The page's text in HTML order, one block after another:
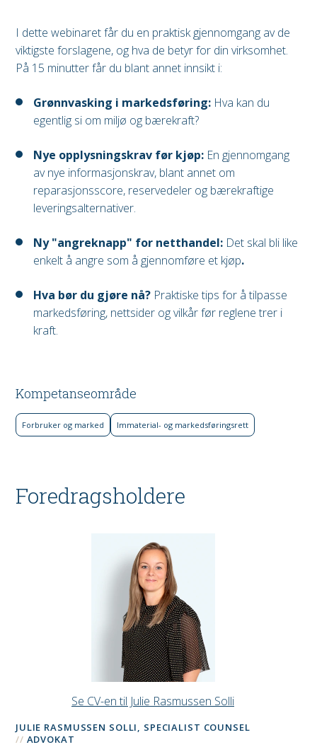
I dette webinaret får du en praktisk gjennomgang av de
viktigste forslagene, og hva de betyr for din virksomhet.
På 15 minutter får du blant annet innsikt i:
Grønnvasking i markedsføring: Hva kan du
egentlig si om miljø og bærekraft?
Nye opplysningskrav før kjøp: En gjennomgang
av nye informasjonskrav, blant annet om
reparasjonsscore, reservedeler og bærekraftige
leveringsalternativer.
Ny "angreknapp" for netthandel: Det skal bli like
enkelt å angre som å gjennomføre et kjøp.
Hva bør du gjøre nå? Praktiske tips for å tilpasse
markedsføring, nettsider og vilkår før reglene trer i
kraft.
Kompetanseområde
Forbruker og marked Immaterial- og markeds­føringsrett
Foredragsholdere
Se CV-en til Julie Rasmussen Solli
JULIE RASMUSSEN SOLLI, SPECIALIST COUNSEL
ADVOKAT